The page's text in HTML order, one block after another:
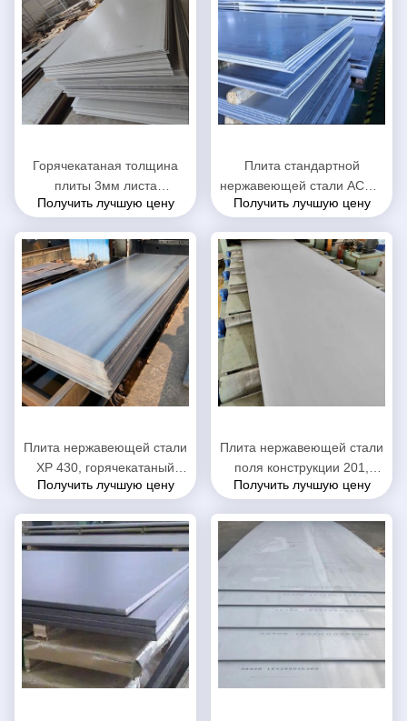
Горячекатаная толщина
плиты 3мм листа
нержавеющей стали вверх
Получить лучшую цену
Плита стандартной
нержавеющей стали АСМЭ
горячекатаная толщина
Получить лучшую цену
Плита нержавеющей стали
ХР 430, горячекатаный
металлический лист для
оборудования
Получить лучшую цену
Плита нержавеющей стали
поля конструкции 201,
анти- лист нержавеющей
Получить лучшую цену